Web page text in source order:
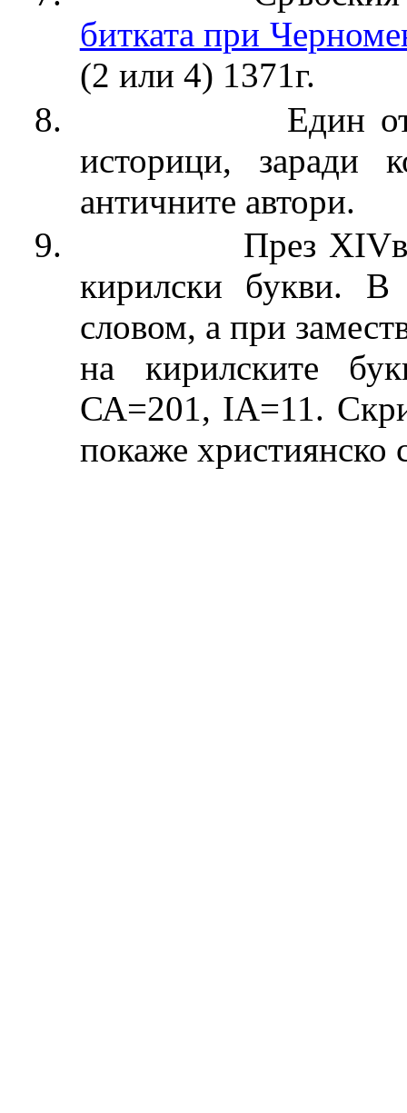
битката при
(2 или 4) 1371г.
8.
Един
историци, заради
античните автори.
9.
През
кирилски букви. В
словом, а при
на кирилските
СА=201, ІА=11.
покаже християнско